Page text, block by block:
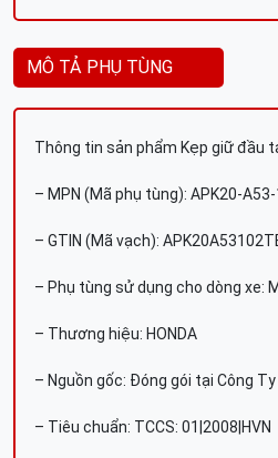
MÔ TẢ PHỤ TÙNG
Thông tin sản phẩm Kẹp giữ đầu
– MPN (Mã phụ tùng): APK20-
– GTIN (Mã vạch):
– Phụ tùng sử dụng cho dòng xe:
– Thương hiệu: HONDA
– Nguồn gốc: Đóng gói tại Công
– Tiêu chuẩn: TCCS: 01|2008|HVN